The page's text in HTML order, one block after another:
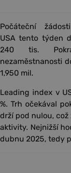
Počáteční
USA tento týden
240 tis.
nezaměstnanosti
1,950 mil.
Leading index v
%. Trh očekával
drží pod nulou,
aktivity. Nejnižší
dubnu 2025, tedy